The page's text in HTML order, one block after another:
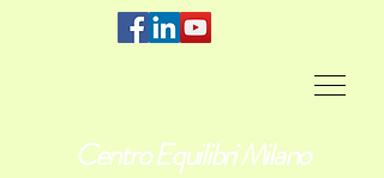
Centro Equilibri Milano